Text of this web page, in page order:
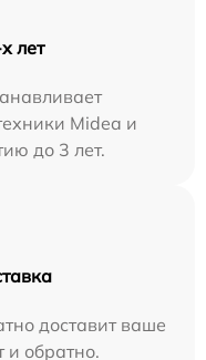
лет
Midea и
до 3 лет.
доставит ваше
и обратно.